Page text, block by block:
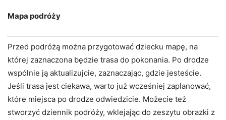
Mapa podróży
Przed podróżą można przygotować dziecku mapę, na
której zaznaczona będzie trasa do pokonania. Po drodze
wspólnie ją aktualizujcie, zaznaczając, gdzie jesteście.
Jeśli trasa jest ciekawa, warto już wcześniej zaplanować,
które miejsca po drodze odwiedzicie. Możecie też
stworzyć dziennik podróży, wklejając do zeszytu obrazki z